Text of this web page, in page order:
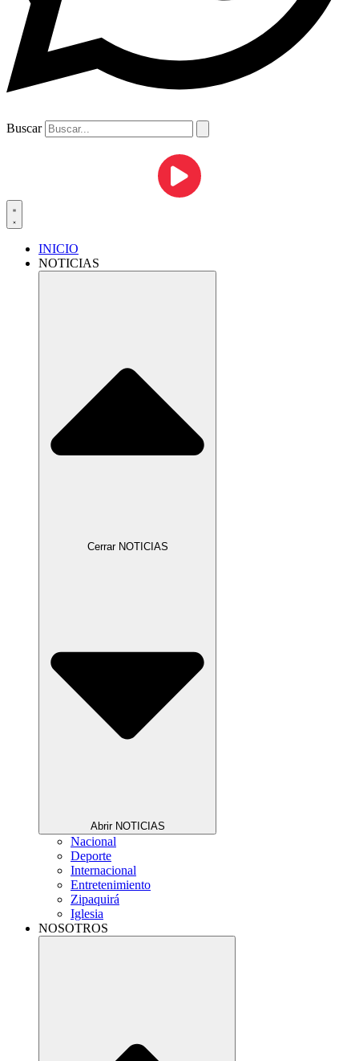
Buscar
INICIO
NOTICIAS
Cerrar NOTICIAS
Abrir NOTICIAS
Nacional
Deporte
Internacional
Entretenimiento
Zipaquirá
Iglesia
NOSOTROS